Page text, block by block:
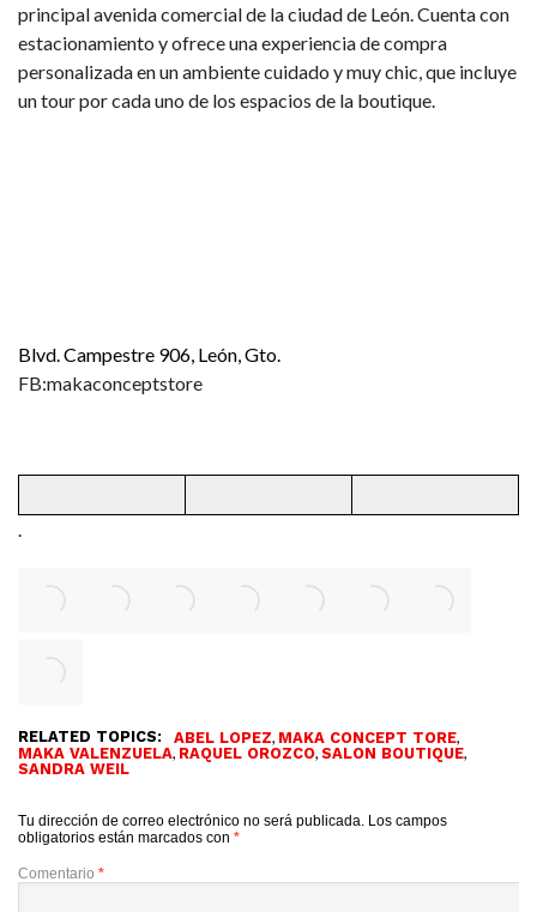
principal avenida comercial de la ciudad de León. Cuenta con
estacionamiento y ofrece una experiencia de compra
personalizada en un ambiente cuidado y muy chic, que incluye
un tour por cada uno de los espacios de la boutique.
Blvd. Campestre 906, León, Gto.
FB:makaconceptstore
RELATED TOPICS: ABEL LOPEZ, MAKA CONCEPT TORE,
MAKA VALENZUELA, RAQUEL OROZCO, SALON BOUTIQUE,
SANDRA WEIL
Tu dirección de correo electrónico no será publicada. Los campos
obligatorios están marcados con *
Comentario *